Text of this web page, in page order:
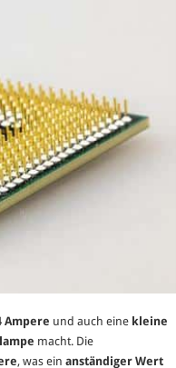
Ampere und auch eine kleine
macht. Die
, was ein anständiger Wert